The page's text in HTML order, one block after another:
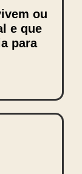
ou
e que
para